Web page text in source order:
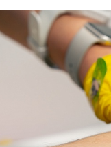
КАК?
БИЗНЕС